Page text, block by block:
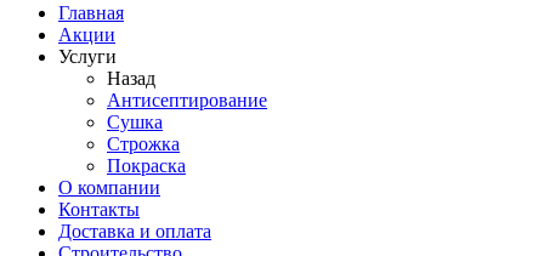
Главная
Акции
Услуги
Назад
Антисептирование
Сушка
Строжка
Покраска
О компании
Контакты
Доставка и оплата